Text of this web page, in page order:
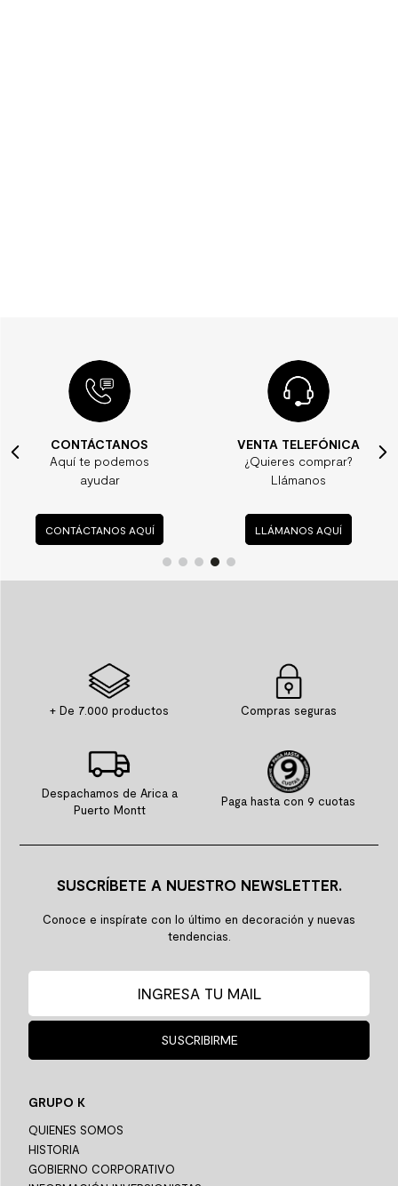
CONTÁCTANOS
Aquí te podemos
ayudar
CONTÁCTANOS AQUÍ
VENTA TELEFÓNICA
¿Quieres comprar?
Llámanos
LLÁMANOS AQUÍ
+ De 7.000 productos Compras seguras
Despachamos de Arica a
Puerto Montt
Paga hasta con 9 cuotas
SUSCRÍBETE A NUESTRO NEWSLETTER.
Conoce e inspírate con lo último en decoración y nuevas
tendencias.
SUSCRIBIRME
GRUPO K
QUIENES SOMOS
HISTORIA
GOBIERNO CORPORATIVO